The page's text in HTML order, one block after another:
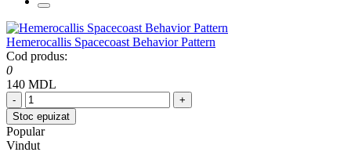
Hemerocallis Spacecoast Behavior Pattern
Cod produs:
0
140 MDL
-
+
Stoc epuizat
Popular
Vindut